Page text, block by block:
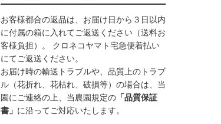
お客様都合の返品は、お届け日から３日以内
に付属の箱に入れてご返送ください（送料お
客様負担）。 クロネコヤマト宅急便着払い
にてご返送ください。
お届け時の輸送トラブルや、品質上のトラブ
ル（花折れ、花枯れ、破損等）の場合は、当
園にご連絡の上、当農園規定の 「品質保証
書」 に沿ってご対応いたします。